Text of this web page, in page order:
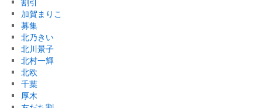
加賀まりこ
募集
北乃きい
北川景子
北村一輝
北欧
千葉
厚木